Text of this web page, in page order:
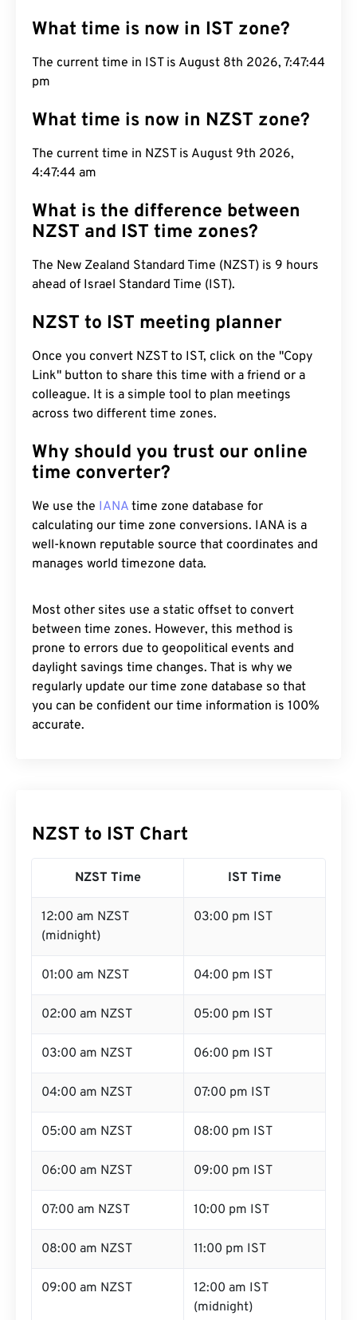
What time is now in IST zone?
The current time in IST is August 8th 2026, 7:47:45
pm
What time is now in NZST zone?
The current time in NZST is August 9th 2026,
4:47:45 am
What is the difference between
NZST and IST time zones?
The New Zealand Standard Time (NZST) is 9 hours
ahead of Israel Standard Time (IST).
NZST to IST meeting planner
Once you convert NZST to IST, click on the "Copy
Link" button to share this time with a friend or a
colleague. It is a simple tool to plan meetings
across two different time zones.
Why should you trust our online
time converter?
We use the IANA time zone database for
calculating our time zone conversions. IANA is a
well-known reputable source that coordinates and
manages world timezone data.
Most other sites use a static offset to convert
between time zones. However, this method is
prone to errors due to geopolitical events and
daylight savings time changes. That is why we
regularly update our time zone database so that
you can be confident our time information is 100%
accurate.
NZST to IST Chart
NZST Time IST Time
12:00 am NZST
(midnight)
03:00 pm IST
01:00 am NZST 04:00 pm IST
02:00 am NZST 05:00 pm IST
03:00 am NZST 06:00 pm IST
04:00 am NZST 07:00 pm IST
05:00 am NZST 08:00 pm IST
06:00 am NZST 09:00 pm IST
07:00 am NZST 10:00 pm IST
08:00 am NZST 11:00 pm IST
09:00 am NZST
12:00 am IST
(midnight)